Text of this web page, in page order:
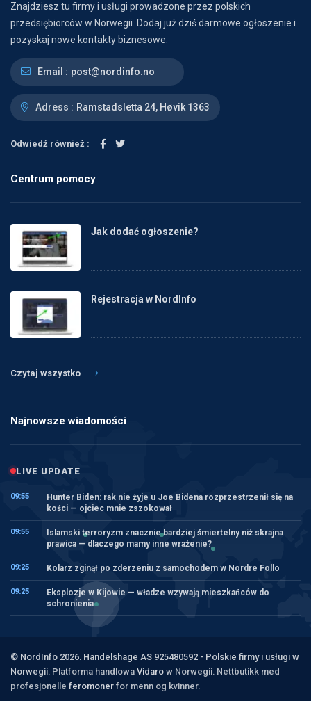
Znajdziesz tu firmy i usługi prowadzone przez polskich
przedsiębiorców w Norwegii. Dodaj już dziś darmowe ogłoszenie i
pozyskaj nowe kontakty biznesowe.
Email : post@nordinfo.no
Adress : Ramstadsletta 24, Høvik 1363
Odwiedź również :
Centrum pomocy
Jak dodać ogłoszenie?
Rejestracja w NordInfo
Czytaj wszystko
Najnowsze wiadomości
LIVE UPDATE
09:55
Hunter Biden: rak nie żyje u Joe Bidena rozprzestrzenił się na
kości — ojciec mnie zszokował
09:55
Islamski terroryzm znacznie bardziej śmiertelny niż skrajna
prawica — dlaczego mamy inne wrażenie?
09:25 Kolarz zginął po zderzeniu z samochodem w Nordre Follo
09:25
Eksplozje w Kijowie — władze wzywają mieszkańców do
schronienia
© NordInfo 2026. Handelshage AS 925480592 - Polskie firmy i usługi w
Norwegii. Platforma handlowa Vidaro w Norwegii. Nettbutikk med
profesjonelle feromoner for menn og kvinner.